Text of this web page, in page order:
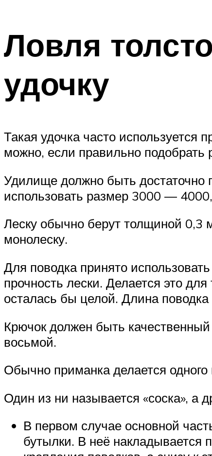
Ловля
удочку
Такая удочка часто
можно, если правильно подобрать
Удилище должно быть достаточно
использовать размер 3000 —
Леску обычно берут толщиной 0,3
монолеску.
Для поводка принято
прочность лески. Делается это
осталась бы целой. Длина
Крючок должен быть
восьмой.
Обычно приманка делается одного
Один из ни называется «соска», а
В первом случае основной
бутылки. В неё накладывается